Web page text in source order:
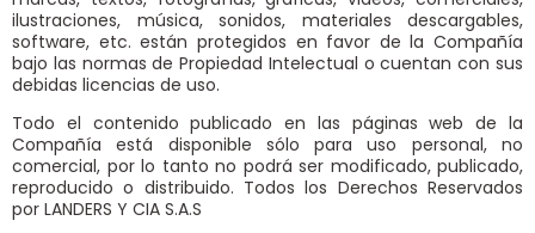
ilustraciones, música, sonidos, materiales descargables,
software, etc. están protegidos en favor de la Compañía
bajo las normas de Propiedad Intelectual o cuentan con sus
debidas licencias de uso.
Todo el contenido publicado en las páginas web de la
Compañía está disponible sólo para uso personal, no
comercial, por lo tanto no podrá ser modificado, publicado,
reproducido o distribuido. Todos los Derechos Reservados
por LANDERS Y CIA S.A.S